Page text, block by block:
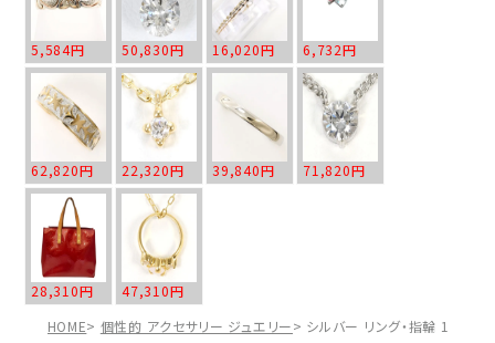
5,584円 50,830円 16,020円 6,732円
62,820円 22,320円 39,840円 71,820円
28,310円
47,310円
HOME
個性的 アクセサリー ジュエリー
シルバー リング・指輪 17号